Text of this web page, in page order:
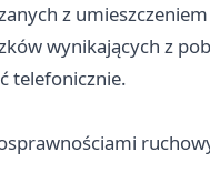
z umieszczeniem
wynikających z
telefonicznie.